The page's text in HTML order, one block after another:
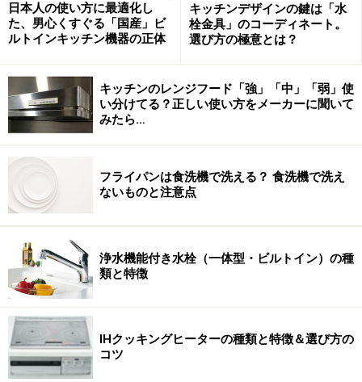
上げだけでなく、厚みなどによっても性能や表情に違い
があるので、選ぶ際には異なるタイプを比較検討するこ
ステンレスカウンター（バイブレーション仕上げ）でクール
■人工大理石 アクリル系とポリエステル系がある
人工大理石は、天然大理石のような温かみがあり、色柄
などのバリエーションも豊富。耐水性や耐汚性に優れ、
表面が滑らかなので、簡単にお手入れをすることができ
る素材です。また、インテリア性が高いので、内装材や
日本人の使い方に最適化し
た、男心くすぐる「国産」ビ
ルトインキッチン機器の正体
キッチンデザインの鍵は「水
栓金具」のコーディネート。
選び方の極意とは？
キッチンのレンジフード「強」「中」「弱」使
い分けてる？正しい使い方をメーカーに聞いて
みたら…
フライパンは食洗機で洗える？ 食洗機で洗え
ないものと注意点
浄水機能付き水栓（一体型・ビルトイン）の種
類と特徴
IHクッキングヒーターの種類と特徴＆選び方の
コツ